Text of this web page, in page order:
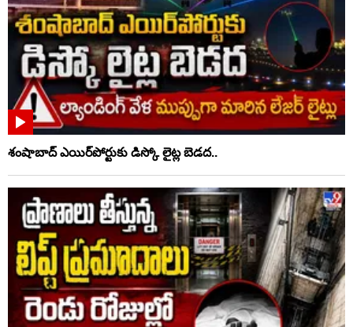
శంషాబాద్ ఎయిర్‌పోర్టుకు డిస్కో లైట్ల బెడద..